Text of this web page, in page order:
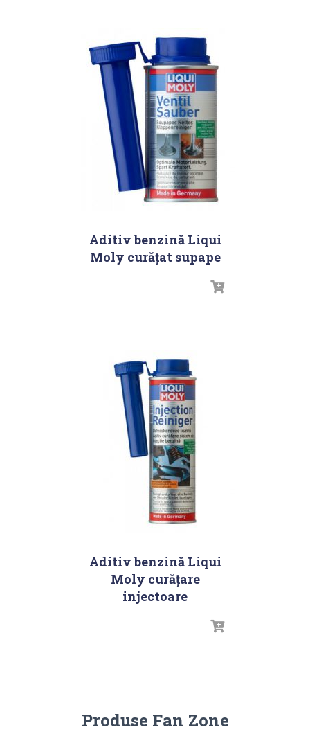
Aditiv benzină Liqui
Moly curăţat supape
Aditiv benzină Liqui
Moly curăţare
injectoare
Produse Fan Zone